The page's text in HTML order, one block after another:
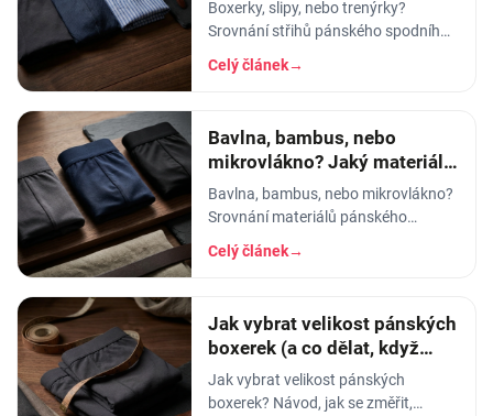
Boxerky, slipy, nebo trenýrky?
Srovnání střihů pánského spodního
prádla - pohodlí, opora, pod jaké
kalhoty a na jakou příležitost se
Celý článek→
Bavlna, bambus, nebo
mikrovlákno? Jaký materiál
pánského prádla vybrat
Bavlna, bambus, nebo mikrovlákno?
Srovnání materiálů pánského
spodního prádla - prodyšnost,
savost, trvanlivost a pro koho se
Celý článek→
Jak vybrat velikost pánských
boxerek (a co dělat, když
tlačí)
Jak vybrat velikost pánských
boxerek? Návod, jak se změřit,